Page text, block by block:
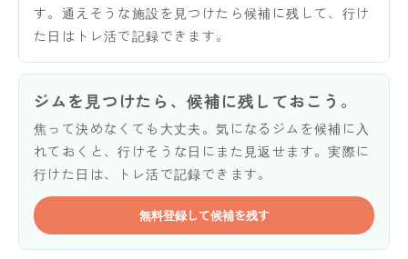
す。通えそうな施設を見つけたら候補に残して、行け
た日はトレ活で記録できます。
ジムを見つけたら、候補に残しておこう。
焦って決めなくても大丈夫。気になるジムを候補に入
れておくと、行けそうな日にまた見返せます。実際に
行けた日は、トレ活で記録できます。
無料登録して候補を残す